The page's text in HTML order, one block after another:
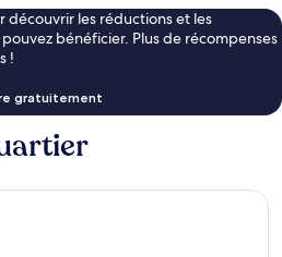
découvrir les réductions et les
bénéficier. Plus de récompenses
!
gratuitement